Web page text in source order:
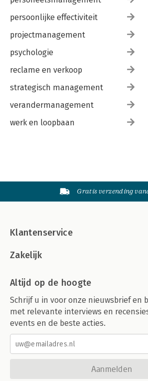
persoonlijke effectiviteit
projectmanagement
psychologie
reclame en verkoop
strategisch management
verandermanagement
werk en loopbaan
Gratis verzending
Klantenservice
Zakelijk
Altijd op de hoogte
Schrijf u in voor onze nieuwsbrief en
met relevante interviews en
events en de beste acties.
Aanmelden